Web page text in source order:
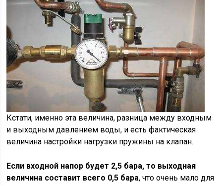
Кстати, именно эта величина, разница между входным
и выходным давлением воды, и есть фактическая
величина настройки нагрузки пружины на клапан.
Если входной напор будет 2,5 бара, то выходная
величина составит всего 0,5 бара, что очень мало для